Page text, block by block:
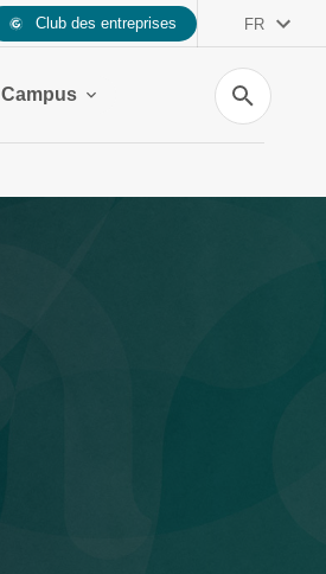
Club des entreprises FR
Campus
Recherche